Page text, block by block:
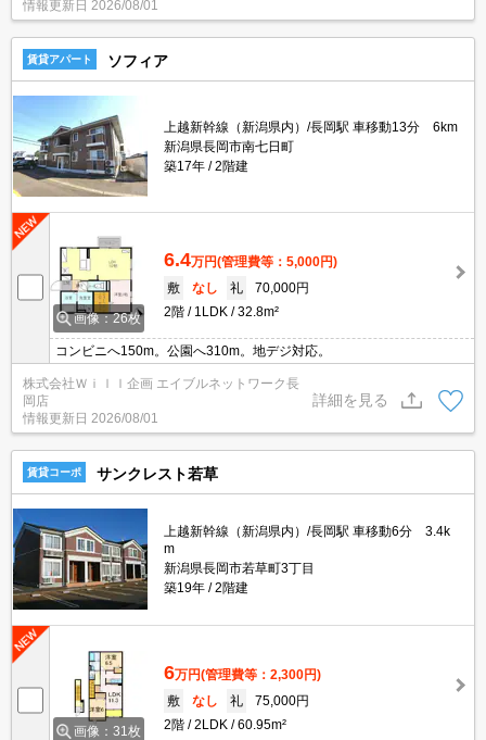
情報更新日 2026/08/01
賃貸アパート ソフィア
上越新幹線（新潟県内）/長岡駅 車移動13分 6km
新潟県長岡市南七日町
築17年
2階建
画像：26枚
6.4万円(管理費等：5,000円)
敷
なし 礼
70,000円
2階
1LDK 32.8m²
コンビニへ150m。公園へ310m。地デジ対応。
株式会社Ｗｉｌｌ企画 エイブルネットワーク長
岡店
情報更新日 2026/08/01
詳細を見る
賃貸コーポ サンクレスト若草
上越新幹線（新潟県内）/長岡駅 車移動6分 3.4k
m
新潟県長岡市若草町3丁目
築19年
2階建
画像：31枚
6万円(管理費等：2,300円)
敷
なし 礼
75,000円
2階
2LDK 60.95m²